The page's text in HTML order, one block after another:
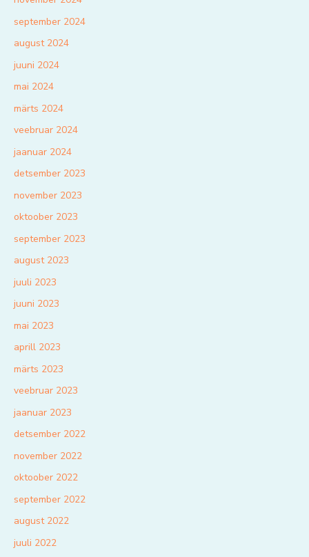
september 2024
august 2024
juuni 2024
mai 2024
märts 2024
veebruar 2024
jaanuar 2024
detsember 2023
november 2023
oktoober 2023
september 2023
august 2023
juuli 2023
juuni 2023
mai 2023
aprill 2023
märts 2023
veebruar 2023
jaanuar 2023
detsember 2022
november 2022
oktoober 2022
september 2022
august 2022
juuli 2022